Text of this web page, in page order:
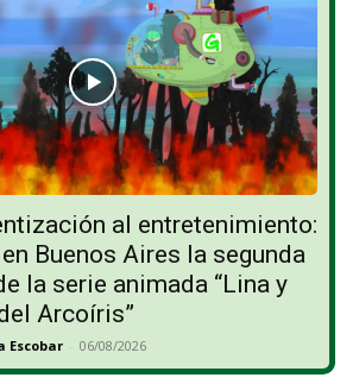
al entretenimiento:
Buenos Aires la segunda
la serie animada “Lina y
Arcoíris”
Escobar - 06/08/2026